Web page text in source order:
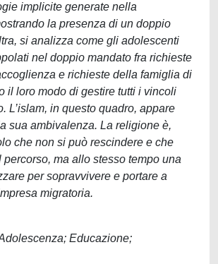
implicite generate nella
la presenza di un doppio
si analizza come gli adolescenti
nel doppio mandato fra richieste
e richieste della famiglia di
il loro modo di gestire tutti i vincoli
L’islam, in questo quadro, appare
sua ambivalenza. La religione è,
che non si può rescindere e che
percorso, ma allo stesso tempo una
per sopravvivere e portare a
migratoria.
Educazione;